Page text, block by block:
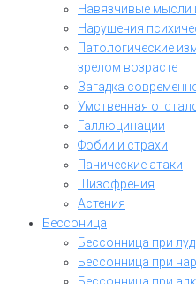
Навязчивые мысли
Нарушения
Патологические
зрелом возрасте
Загадка
Умственная
Галлюцинации
Фобии и страхи
Панические атаки
Шизофрения
Астения
Бессоница
Бессонница при
Бессонница при